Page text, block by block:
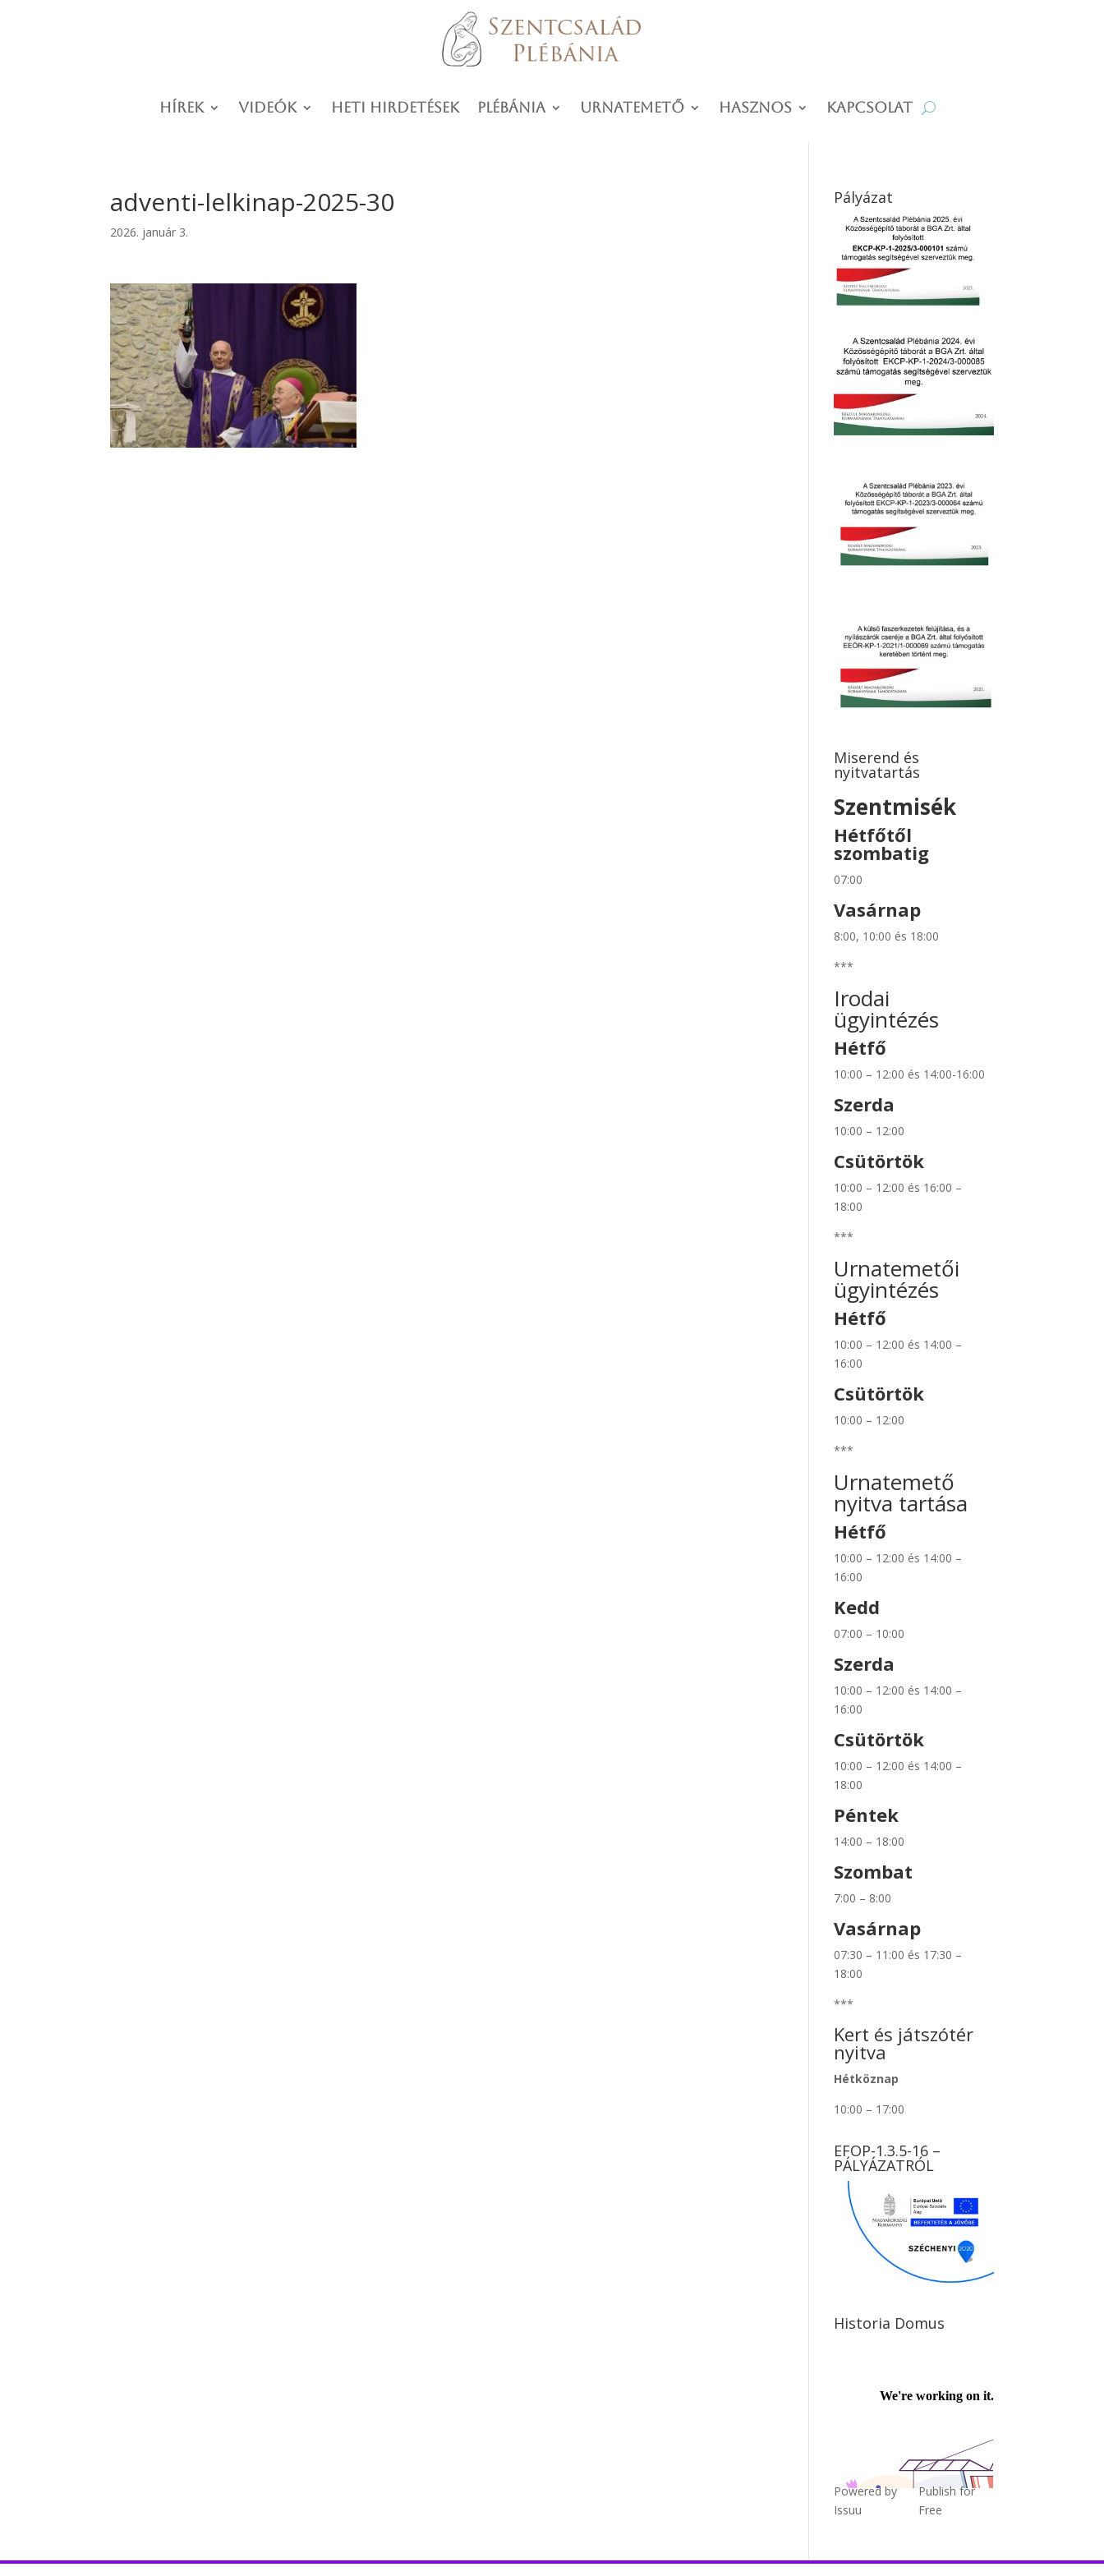
Hírek Videók Heti hirdetések Plébánia Urnatemető Hasznos Kapcsolat
adventi-lelkinap-2025-30
2026. január 3.
Pályázat
Miserend és
nyitvatartás
Szentmisék
Hétfőtől
szombatig
07:00
Vasárnap
8:00, 10:00 és 18:00
***
Irodai
ügyintézés
Hétfő
10:00 – 12:00 és 14:00-16:00
Szerda
10:00 – 12:00
Csütörtök
10:00 – 12:00 és 16:00 –
18:00
***
Urnatemetői
ügyintézés
Hétfő
10:00 – 12:00 és 14:00 –
16:00
Csütörtök
10:00 – 12:00
***
Urnatemető
nyitva tartása
Hétfő
10:00 – 12:00 és 14:00 –
16:00
Kedd
07:00 – 10:00
Szerda
10:00 – 12:00 és 14:00 –
16:00
Csütörtök
10:00 – 12:00 és 14:00 –
18:00
Péntek
14:00 – 18:00
Szombat
7:00 – 8:00
Vasárnap
07:30 – 11:00 és 17:30 –
18:00
***
Kert és játszótér
nyitva
Hétköznap
10:00 – 17:00
EFOP-1.3.5-16 –
PÁLYÁZATRÓL
Historia Domus
Powered by
Issuu
Publish for
Free